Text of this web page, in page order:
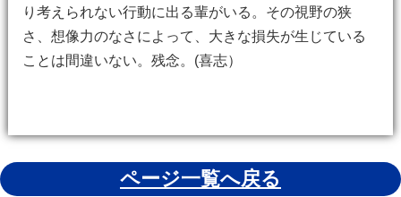
り考えられない行動に出る輩がいる。その視野の狭
さ、想像力のなさによって、大きな損失が生じている
ことは間違いない。残念。(喜志）
ページ一覧へ戻る